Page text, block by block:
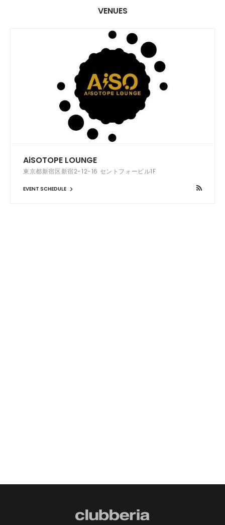
VENUES
AiSOTOPE LOUNGE
東京都新宿区新宿2-12-16 セントフォービル1F
EVENT SCHEDULE